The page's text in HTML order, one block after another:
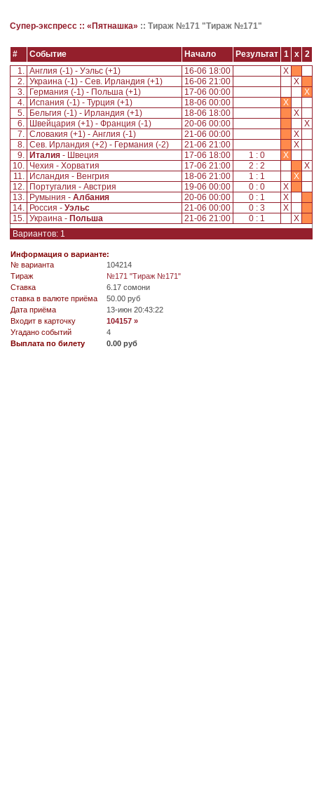
Супер-экспресс :: «Пятнашка» :: Тираж №171 "Тираж №171"
# Событие Начало Результат 1 x
2
1. Англия (-1) - Уэльс (+1) 16-06 18:00
X
2. Украина (-1) - Сев. Ирландия (+1) 16-06 21:00
X
3.
Германия (-1) - Польша (+1) 17-06 00:00
X
4.
Испания (-1) - Турция (+1) 18-06 00:00
X
5.
Бельгия (-1) - Ирландия (+1) 18-06 18:00
X
6.
Швейцария (+1) - Франция (-1) 20-06 00:00
X
7. Словакия (+1) - Англия (-1) 21-06 00:00
X
8. Сев. Ирландия (+2) - Германия (-2) 21-06 21:00
X
9.
Италия - Швеция 17-06 18:00 1 : 0
X
10. Чехия - Хорватия 17-06 21:00 2 : 2
X
11.
Исландия - Венгрия 18-06 21:00 1 : 1
X
12.
Португалия - Австрия 19-06 00:00 0 : 0
X
13.
Румыния - Албания 20-06 00:00 0 : 1
X
14.
Россия - Уэльс 21-06 00:00 0 : 3
X
15. Украина - Польша 21-06 21:00 0 : 1
X
Вариантов: 1
Информация о варианте:
№ варианта
104214
Tираж
№171 "Тираж №171"
Ставка
6.17 сомони
ставка в валюте приёма
50.00 руб
Дата приёма
13-июн 20:43:22
Входит в карточку
104157 »
Угадано событий
4
Выплата по билету
0.00 руб